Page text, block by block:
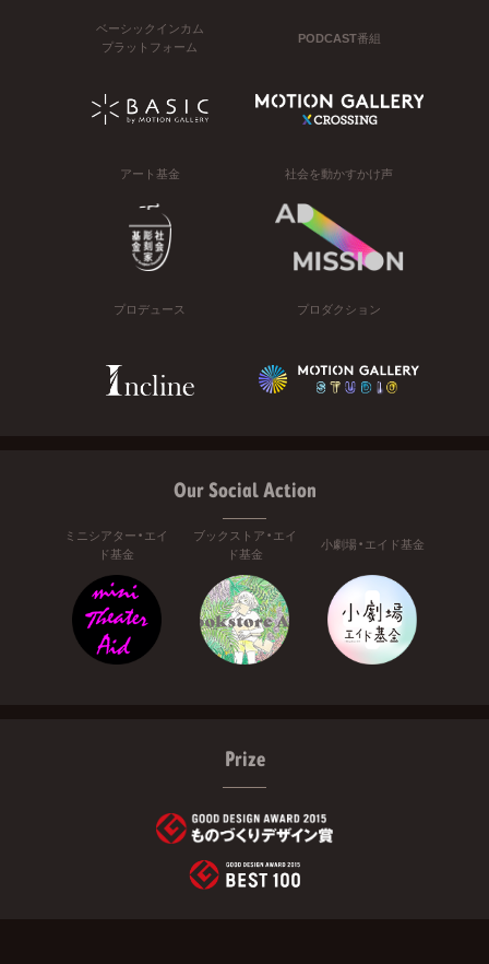
ベーシックインカム
プラットフォーム
PODCAST番組
アート基金 社会を動かすかけ声
プロデュース プロダクション
Our Social Action
ミニシアター・エイ
ド基金
ブックストア・エイ
ド基金
小劇場・エイド基金
Prize